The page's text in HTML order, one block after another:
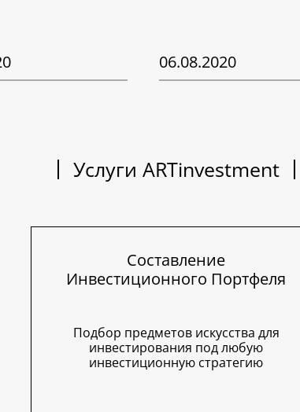
06.08.2020
Услуги ARTinvestment
Составление
Инвестиционного Портфеля
Подбор предметов искусства для
инвестирования под любую
инвестиционную стратегию